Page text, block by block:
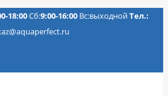
18:00Сб:9:00-16:00 Вс:выходнойТел.: